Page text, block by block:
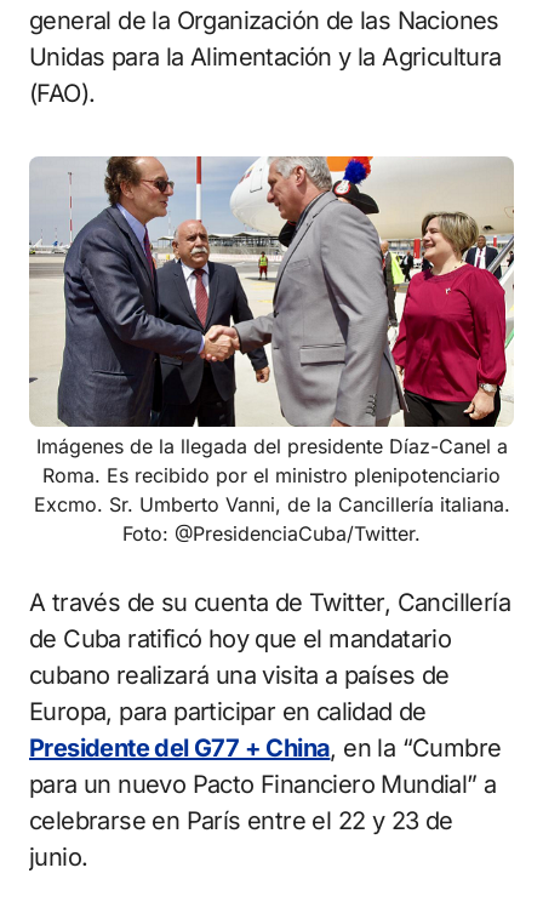
general de la Organización de las Naciones
Unidas para la Alimentación y la Agricultura
(FAO).
Imágenes de la llegada del presidente Díaz-Canel a
Roma. Es recibido por el ministro plenipotenciario
Excmo. Sr. Umberto Vanni, de la Cancillería italiana.
Foto: @PresidenciaCuba/Twitter.
A través de su cuenta de Twitter, Cancillería
de Cuba ratificó hoy que el mandatario
cubano realizará una visita a países de
Europa, para participar en calidad de
Presidente del G77 + China, en la “Cumbre
para un nuevo Pacto Financiero Mundial” a
celebrarse en París entre el 22 y 23 de
junio.